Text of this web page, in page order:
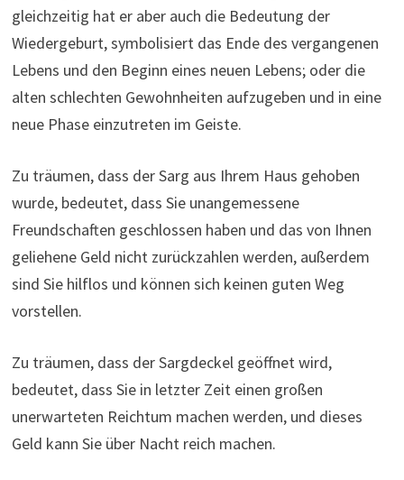
gleichzeitig hat er aber auch die Bedeutung der
Wiedergeburt, symbolisiert das Ende des vergangenen
Lebens und den Beginn eines neuen Lebens; oder die
alten schlechten Gewohnheiten aufzugeben und in eine
neue Phase einzutreten im Geiste.
Zu träumen, dass der Sarg aus Ihrem Haus gehoben
wurde, bedeutet, dass Sie unangemessene
Freundschaften geschlossen haben und das von Ihnen
geliehene Geld nicht zurückzahlen werden, außerdem
sind Sie hilflos und können sich keinen guten Weg
vorstellen.
Zu träumen, dass der Sargdeckel geöffnet wird,
bedeutet, dass Sie in letzter Zeit einen großen
unerwarteten Reichtum machen werden, und dieses
Geld kann Sie über Nacht reich machen.